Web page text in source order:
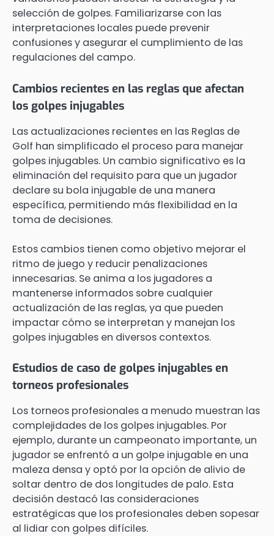
selección de golpes. Familiarizarse con las
interpretaciones locales puede prevenir
confusiones y asegurar el cumplimiento de las
regulaciones del campo.
Cambios recientes en las reglas que afectan
los golpes injugables
Las actualizaciones recientes en las Reglas de
Golf han simplificado el proceso para manejar
golpes injugables. Un cambio significativo es la
eliminación del requisito para que un jugador
declare su bola injugable de una manera
específica, permitiendo más flexibilidad en la
toma de decisiones.
Estos cambios tienen como objetivo mejorar el
ritmo de juego y reducir penalizaciones
innecesarias. Se anima a los jugadores a
mantenerse informados sobre cualquier
actualización de las reglas, ya que pueden
impactar cómo se interpretan y manejan los
golpes injugables en diversos contextos.
Estudios de caso de golpes injugables en
torneos profesionales
Los torneos profesionales a menudo muestran las
complejidades de los golpes injugables. Por
ejemplo, durante un campeonato importante, un
jugador se enfrentó a un golpe injugable en una
maleza densa y optó por la opción de alivio de
soltar dentro de dos longitudes de palo. Esta
decisión destacó las consideraciones
estratégicas que los profesionales deben sopesar
al lidiar con golpes difíciles.